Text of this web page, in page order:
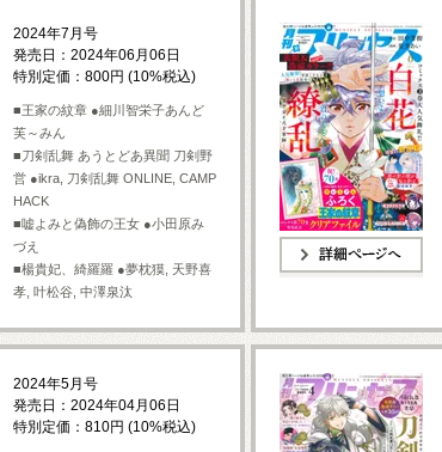
2024年7月号
発売日：2024年06月06日
特別定価：800円 (10%税込)
■王家の紋章 ●細川智栄子あんど
芙～みん
■刀剣乱舞 あうとどあ異聞 刀剣野
営 ●ikra, 刀剣乱舞 ONLINE, CAMP
HACK
■嘘よみと偽飾の王女 ●小田原み
づえ
■楊貴妃、綺羅羅 ●夢枕獏, 天野喜
孝, 叶松谷, 中澤泉汰
2024年5月号
発売日：2024年04月06日
特別定価：810円 (10%税込)